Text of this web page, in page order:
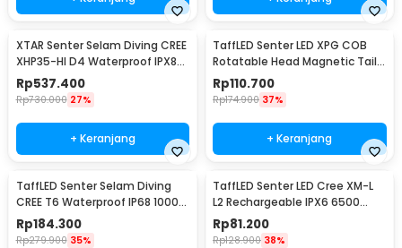
XTAR Senter Selam Diving CREE
XHP35-HI D4 Waterproof IPX8
1600 Lumens - D26 1600S
Rp537.400
Rp730.000 27%
+ Keranjang
TaffLED Senter LED XPG COB
Rotatable Head Magnetic Tail
10000 Lumens - 3189A
Rp110.700
Rp174.900 37%
+ Keranjang
TaffLED Senter Selam Diving
CREE T6 Waterproof IP68 10000
Lumens - TG-S151
Rp184.300
Rp279.900 35%
TaffLED Senter LED Cree XM-L
L2 Rechargeable IPX6 6500
Lumens - 701
Rp81.200
Rp128.900 38%